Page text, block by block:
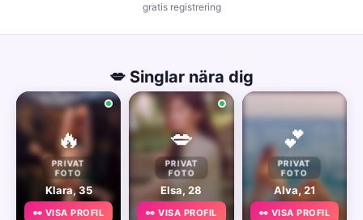
gratis registrering
💋 Singlar nära dig
🔥
PRIVAT
FOTO
Klara, 35
👀 VISA PROFIL
💋
PRIVAT
FOTO
Elsa, 28
👀 VISA PROFIL
💕
PRIVAT
FOTO
Alva, 21
👀 VISA PROFIL